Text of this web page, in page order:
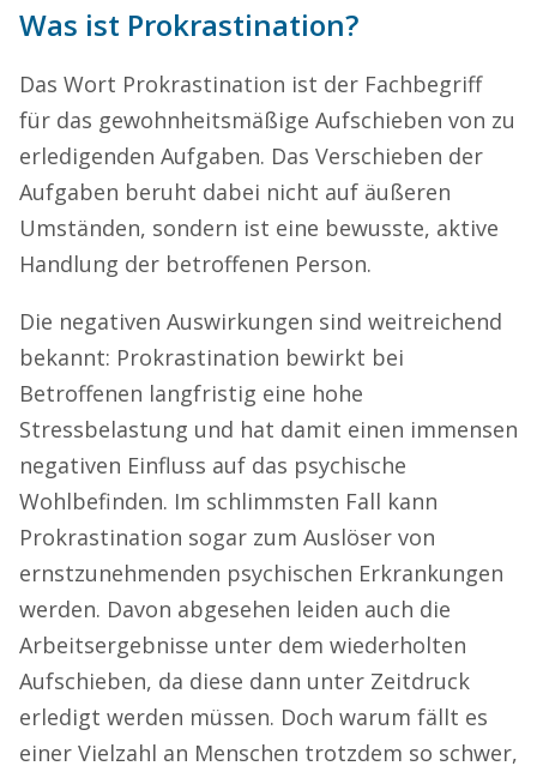
Was ist Prokrastination?
Das Wort Prokrastination ist der Fachbegriff
für das gewohnheitsmäßige Aufschieben von zu
erledigenden Aufgaben. Das Verschieben der
Aufgaben beruht dabei nicht auf äußeren
Umständen, sondern ist eine bewusste, aktive
Handlung der betroffenen Person.
Die negativen Auswirkungen sind weitreichend
bekannt: Prokrastination bewirkt bei
Betroffenen langfristig eine hohe
Stressbelastung und hat damit einen immensen
negativen Einfluss auf das psychische
Wohlbefinden. Im schlimmsten Fall kann
Prokrastination sogar zum Auslöser von
ernstzunehmenden psychischen Erkrankungen
werden. Davon abgesehen leiden auch die
Arbeitsergebnisse unter dem wiederholten
Aufschieben, da diese dann unter Zeitdruck
erledigt werden müssen. Doch warum fällt es
einer Vielzahl an Menschen trotzdem so schwer,